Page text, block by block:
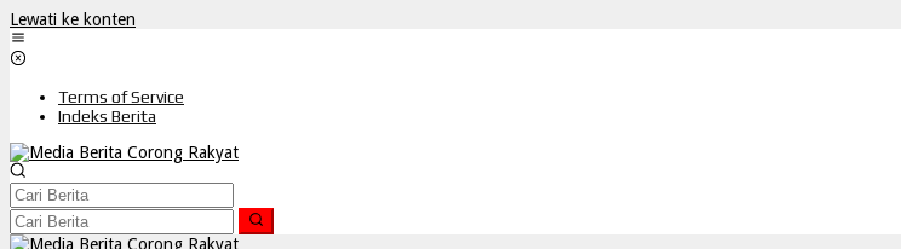
Lewati ke konten
Terms of Service
Indeks Berita